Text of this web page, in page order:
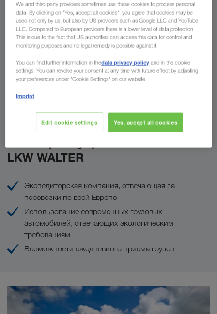
Страна
LKW WALTER
Экспедиторская компания, отвечающая за
перевозки по всей Европе
Использование современных грузовых
автомобилей, отвечающих экологическим
требованиям
Возможности ежедневного приема грузов
We and third-party providers sometimes use these cookies to process personal
data. By clicking on "Yes, accept all cookies", you agree that cookies may be
used not only by us, but also by US providers such as Google LLC and YouTube
LLC. Compared to European providers there is a lower level of data protection.
This is due to the fact that US authorities can access this data for control and
monitoring purposes and no legal remedy is possible against it.
You can find further information in thedata privacy policy and in the cookie
settings. You can revoke your consent at any time with future effect by adjusting
your preferences under "Cookie Settings" on our website.
Imprint
Edit cookie settings Yes, accept all cookies